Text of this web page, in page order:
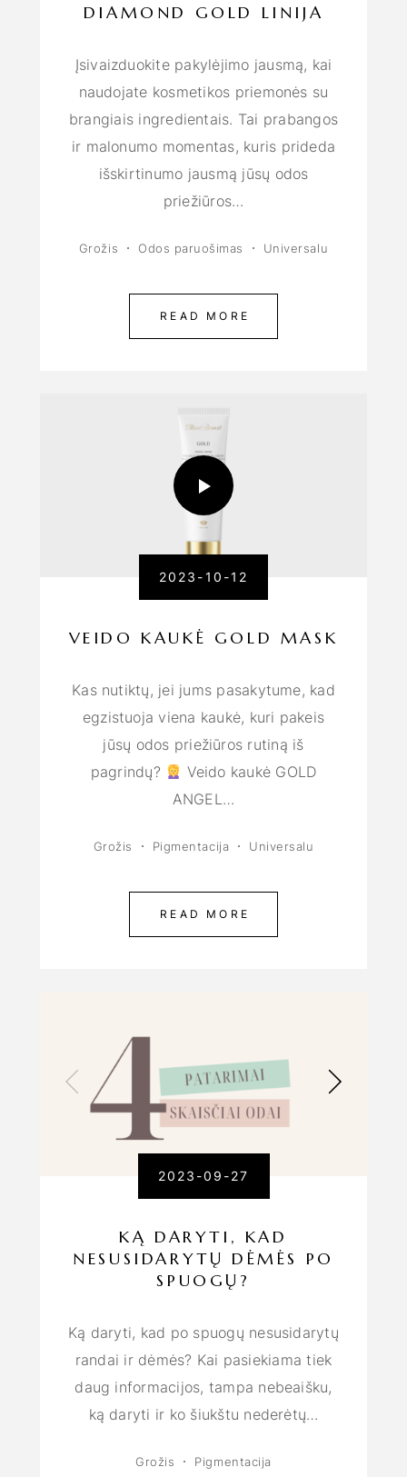
DIAMOND GOLD LINIJA
Įsivaizduokite pakylėjimo jausmą, kai
naudojate kosmetikos priemonės su
brangiais ingredientais. Tai prabangos
ir malonumo momentas, kuris prideda
išskirtinumo jausmą jūsų odos
priežiūros…
Grožis Odos paruošimas Universalu
READ MORE
2023-10-12
VEIDO KAUKĖ GOLD MASK
Kas nutiktų, jei jums pasakytume, kad
egzistuoja viena kaukė, kuri pakeis
jūsų odos priežiūros rutiną iš
pagrindų?
Veido kaukė GOLD
ANGEL…
Grožis Pigmentacija Universalu
READ MORE
2023-09-27
KĄ DARYTI, KAD
NESUSIDARYTŲ DĖMĖS PO
SPUOGŲ?
Ką daryti, kad po spuogų nesusidarytų
randai ir dėmės? Kai pasiekiama tiek
daug informacijos, tampa nebeaišku,
ką daryti ir ko šiukštu nederėtų…
Grožis Pigmentacija